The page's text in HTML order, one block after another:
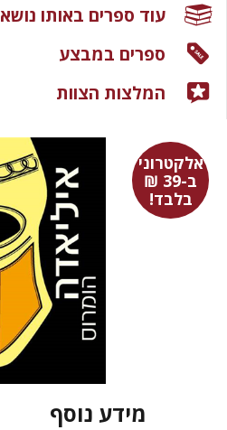
אלקטרוני
ב-39 ₪
בלבד!
מידע נוסף
עוד ספרים באותו נושא
ספרים במבצע
המלצות הצוות